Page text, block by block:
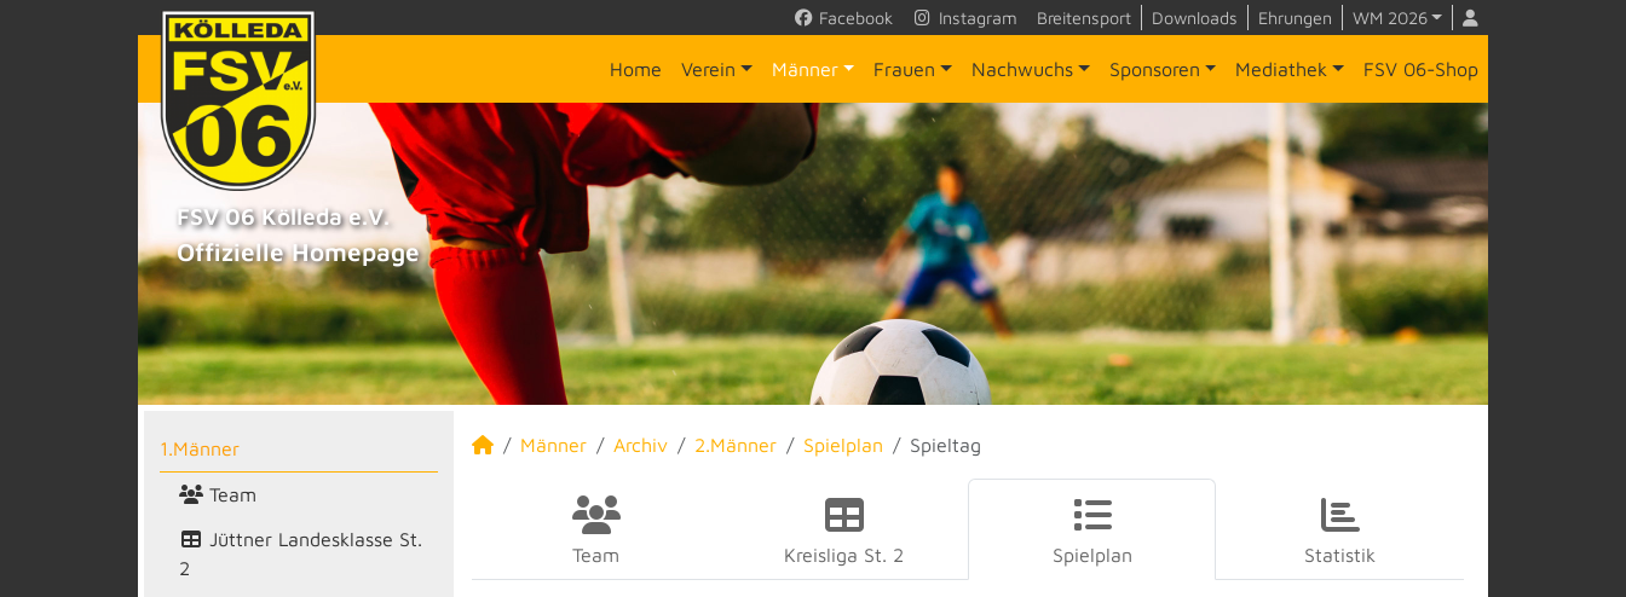
Facebook Instagram Breitensport Downloads Ehrungen WM 2026
Home Verein Männer Frauen Nachwuchs Sponsoren Mediathek FSV 06-Shop
FSV 06 Kölleda e.V.
Offizielle Homepage
1.Männer
Team
Jüttner Landesklasse St.
2
Männer Archiv 2.Männer Spielplan Spieltag
Team Kreisliga St. 2 Spielplan Statistik